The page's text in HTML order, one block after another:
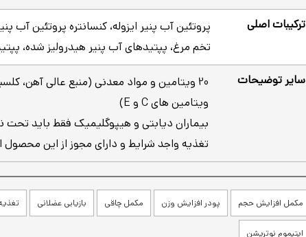
ترکیبات اصلی
پروتئین آب پنیر ایزوله، کنسانتره پروتئین آب
تخم مرغ، پپتیدهای آب پنیر هیدرولیز شده،
سایر توضیحات
20 ویتامین و مواد معدنی (منبع عالی آهن،
ویتامین های C و E)
بیماران دیابتی و هیپوگلیمیک فقط باید
تغذیه واجد شرایط و دارای مجوز از این محصول
مکمل افزایش حجم پودر افزایش وزن مکمل چاقی بازیابی عضلانی
اپتیموم نوتریشن